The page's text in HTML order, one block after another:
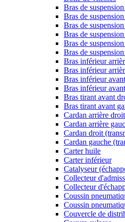
Bras de
Bras de
Bras de
Bras de
Bras de
Bras de
Bras inférieur
Bras inférieur
Bras inférieur
Bras inférieur
Bras tirant avant
Bras tirant avant
Cardan arrière
Cardan arrière
Cardan droit
Cardan gauche
Carter huile
Carter inférieur
Catalyseur
Collecteur
Collecteur
Coussin
Coussin
Couvercle de